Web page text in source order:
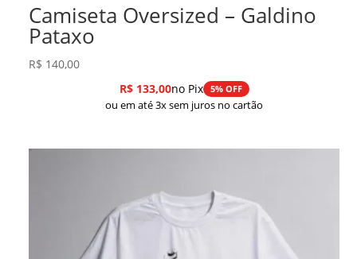
Camiseta Oversized – Galdino
Pataxo
R$ 140,00
R$133,00no Pix 5% OFF
ou em até 3x sem juros no cartão